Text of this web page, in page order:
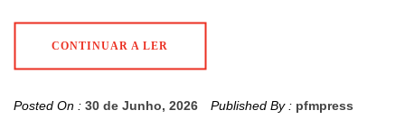
CONTINUAR A LER
Posted On : 30 de Junho, 2026 Published By : pfmpress